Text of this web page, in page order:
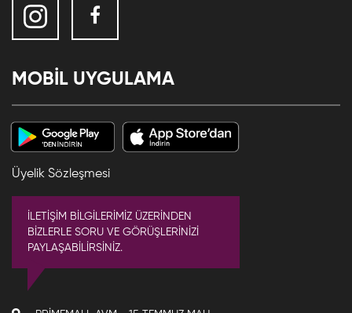
MOBİL UYGULAMA
Üyelik Sözleşmesi
İLETİŞİM BİLGİLERİMİZ ÜZERİNDEN
BİZLERLE SORU VE GÖRÜŞLERİNİZİ
PAYLAŞABİLİRSİNİZ.